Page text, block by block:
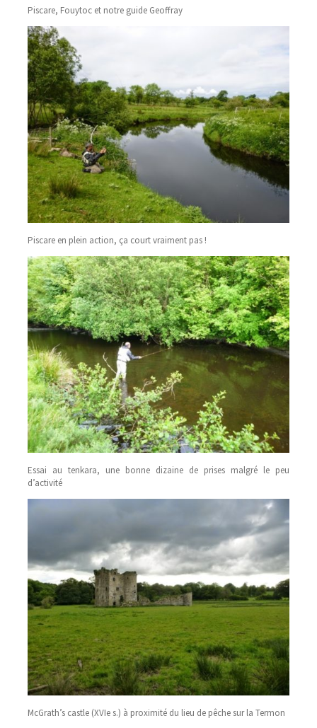
Piscare, Fouytoc et notre guide Geoffray
Piscare en plein action, ça court vraiment pas !
Essai au tenkara, une bonne dizaine de prises malgré le peu
d’activité
McGrath’s castle (XVIe s.) à proximité du lieu de pêche sur la Termon